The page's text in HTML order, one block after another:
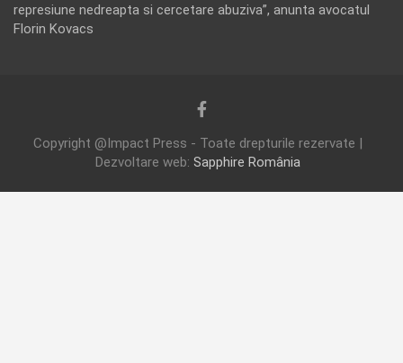
represiune nedreapta si cercetare abuziva”, anunta avocatul
Florin Kovacs
Copyright @Impact Press - Toate drepturile rezervate |
Dezvoltare web: Sapphire România